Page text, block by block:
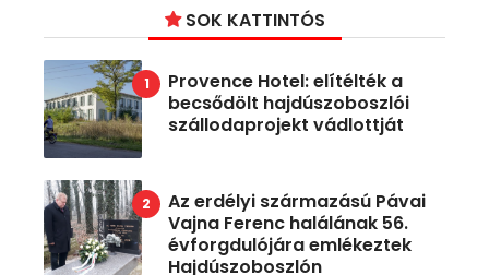
SOK KATTINTÓS
Provence Hotel: elítélték a
becsődölt hajdúszoboszlói
szállodaprojekt vádlottját
Az erdélyi származású Pávai
Vajna Ferenc halálának 56.
évforgdulójára emlékeztek
Hajdúszoboszlón